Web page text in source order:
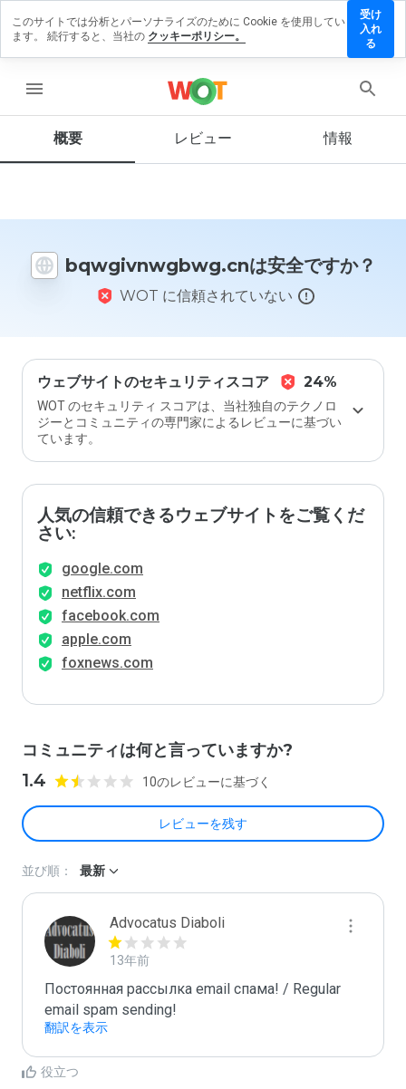
menu
概要 レビュー 情報
bqwgivnwgbwg.cnは安全ですか？
WOT に信頼されていない
ウェブサイトのセキュリティスコア 24%
WOT のセキュリティ スコアは、当社独自のテクノロ
ジーとコミュニティの専門家によるレビューに基づい
ています。
人気の信頼できるウェブサイトをご覧くだ
さい:
google.com
netflix.com
facebook.com
apple.com
foxnews.com
コミュニティは何と言っていますか?
1.4 10のレビューに基づく
レビューを残す
ーを残す
ウェ
を1
5の
で、
ます
か？
並び順： 最新
Advocatus Diaboli
13年前
Постоянная рассылка email спама! / Regular
email spam sending!
翻訳を表示
役立つ
このサイトでは分析とパーソナライズのために Cookie を使用してい
ます。 続行すると、当社の クッキーポリシー。
受け
入れ
る